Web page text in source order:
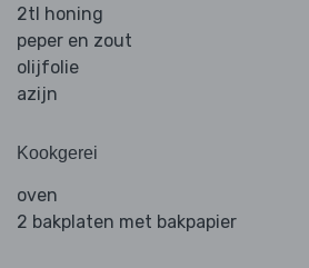
2tl honing
peper en zout
olijfolie
azijn
Kookgerei
oven
2 bakplaten met bakpapier